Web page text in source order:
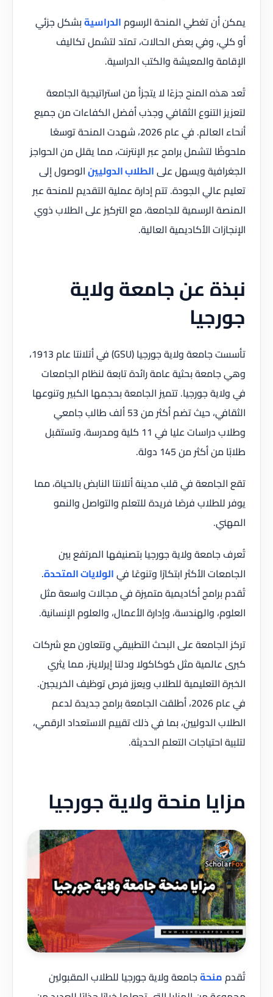
يمكن أن تغطي المنحة الرسومالدراسيةبشكل جزئي
أو كلي، وفي بعض الحالات، تمتد لتشمل تكاليف
الإقامة والمعيشة والكتب الدراسية.
تُعد هذه المنح جزءًا لا يتجزأ من استراتيجية الجامعة
لتعزيز التنوع الثقافي وجذب أفضل الكفاءات من جميع
أنحاء العالم. في عام 2026، شهدت المنحة توسعًا
ملحوظًا لتشمل برامج عبر الإنترنت، مما يقلل من الحواجز
الجغرافية ويسهل علىالطلاب الدوليينالوصول إلى
تعليم عالي الجودة. تتم إدارة عملية التقديم للمنحة عبر
المنصة الرسمية للجامعة، مع التركيز على الطلاب ذوي
الإنجازات الأكاديمية العالية.
نبذة عن جامعة ولاية
جورجيا
تأسست جامعة ولاية جورجيا (GSU) في أتلانتا عام 1913،
وهي جامعة بحثية عامة رائدة تابعة لنظام الجامعات
في ولاية جورجيا. تتميز الجامعة بحجمها الكبير وتنوعها
الثقافي، حيث تضم أكثر من 53 ألف طالب جامعي
وطلاب دراسات عليا في 11 كلية ومدرسة، وتستقبل
طلابًا من أكثر من 145 دولة.
تقع الجامعة في قلب مدينة أتلانتا النابض بالحياة، مما
يوفر للطلاب فرصًا فريدة للتعلم والتواصل والنمو
المهني.
تُعرف جامعة ولاية جورجيا بتصنيفها المرتفع بين
الجامعات الأكثر ابتكارًا وتنوعًا فيالولايات المتحدة.
تُقدم برامج أكاديمية متميزة في مجالات واسعة مثل
العلوم، والهندسة، وإدارة الأعمال، والعلوم الإنسانية.
تركز الجامعة على البحث التطبيقي وتتعاون مع شركات
كبرى عالمية مثل كوكاكولا ودلتا إيرلاينز، مما يثري
الخبرة التعليمية للطلاب ويعزز فرص توظيف الخريجين.
في عام 2026، أطلقت الجامعة برامج جديدة لدعم
الطلاب الدوليين، بما في ذلك تقييم الاستعداد الرقمي،
لتلبية احتياجات التعلم الحديثة.
مزايا منحة ولاية جورجيا
تُقدممنحةجامعة ولاية جورجيا للطلاب المقبولين